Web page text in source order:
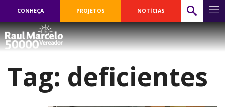
CONHEÇA PROJETOS NOTÍCIAS
Tag: deficientes